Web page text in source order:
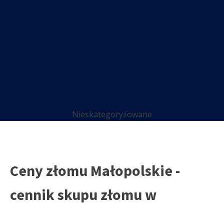
Nieskategoryzowane
Ceny złomu Małopolskie -
cennik skupu złomu w